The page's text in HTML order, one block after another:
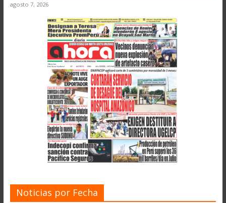
agosto 7, 2026
Noticias por Fecha